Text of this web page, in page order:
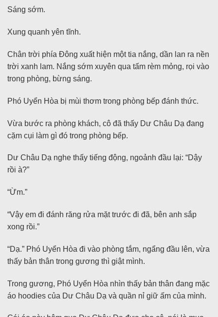
Sáng sớm.
Xung quanh yên tĩnh.
Chân trời phía Đông xuất hiện một tia nắng, dần lan ra nền
trời xanh lam. Nắng sớm xuyên qua tấm rèm mỏng, rọi vào
trong phòng, bừng sáng.
Phó Uyển Hòa bị mùi thơm trong phòng bếp đánh thức.
Vừa bước ra phòng khách, cô đã thấy Dư Châu Dạ đang
cặm cụi làm gì đó trong phòng bếp.
Dư Châu Dạ nghe thấy tiếng động, ngoảnh đầu lại: “Dậy
rồi à?”
“Ừm.”
“Vậy em đi đánh răng rửa mặt trước đi đã, bên anh sắp
xong rồi.”
“Dạ.” Phó Uyển Hòa đi vào phòng tắm, ngẩng đầu lên, vừa
thấy bản thân trong gương thì giật mình.
Trong gương, Phó Uyển Hòa nhìn thấy bản thân đang mặc
áo hoodies của Dư Châu Dạ và quần nỉ giữ ấm của mình.